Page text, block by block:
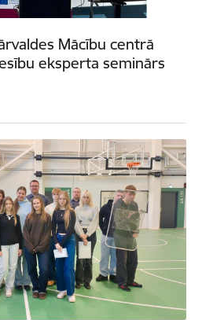
Mācību centrā
eksperta seminārs